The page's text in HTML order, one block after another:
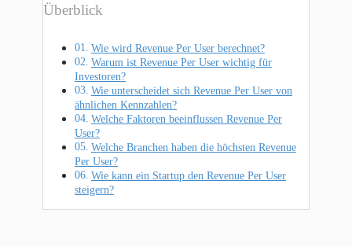
Überblick
Wie wird Revenue Per User berechnet?
Warum ist Revenue Per User wichtig für
Investoren?
Wie unterscheidet sich Revenue Per User von
ähnlichen Kennzahlen?
Welche Faktoren beeinflussen Revenue Per
User?
Welche Branchen haben die höchsten Revenue
Per User?
Wie kann ein Startup den Revenue Per User
steigern?